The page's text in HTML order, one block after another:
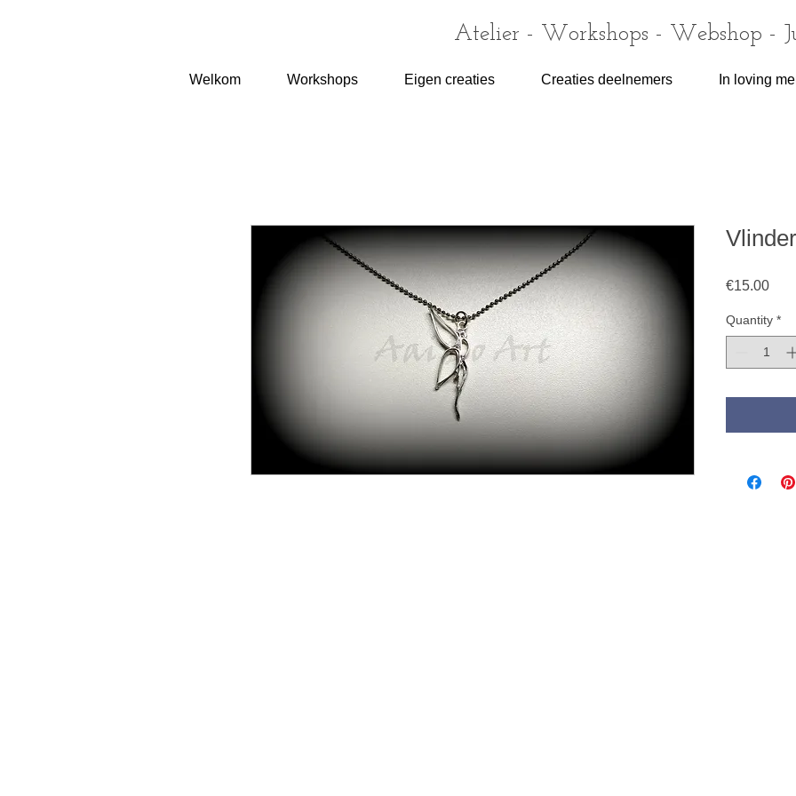
Atelier - Workshops - Webshop -
Welkom Workshops Eigen creaties Creaties deelnemers In loving
Vlinder
€15.00Price
Quantity *